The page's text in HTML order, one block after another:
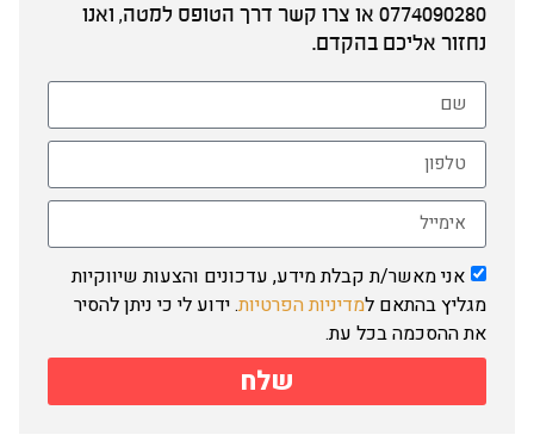
0774090280 או צרו קשר דרך הטופס למטה, ואנו
נחזור אליכם בהקדם.
אני מאשר/ת קבלת מידע, עדכונים והצעות שיווקיות
מגליץ בהתאם למדיניות הפרטיות. ידוע לי כי ניתן להסיר
את ההסכמה בכל עת.
שלח